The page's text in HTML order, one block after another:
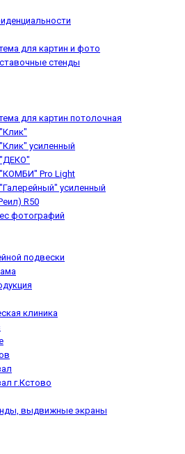
для картин и фото
стенды
для картин потолочная
усиленный
"ДЕКО"
Pro Light
усиленный
R50
фотографий
подвески
клиника
г.Кстово
выдвижные экраны